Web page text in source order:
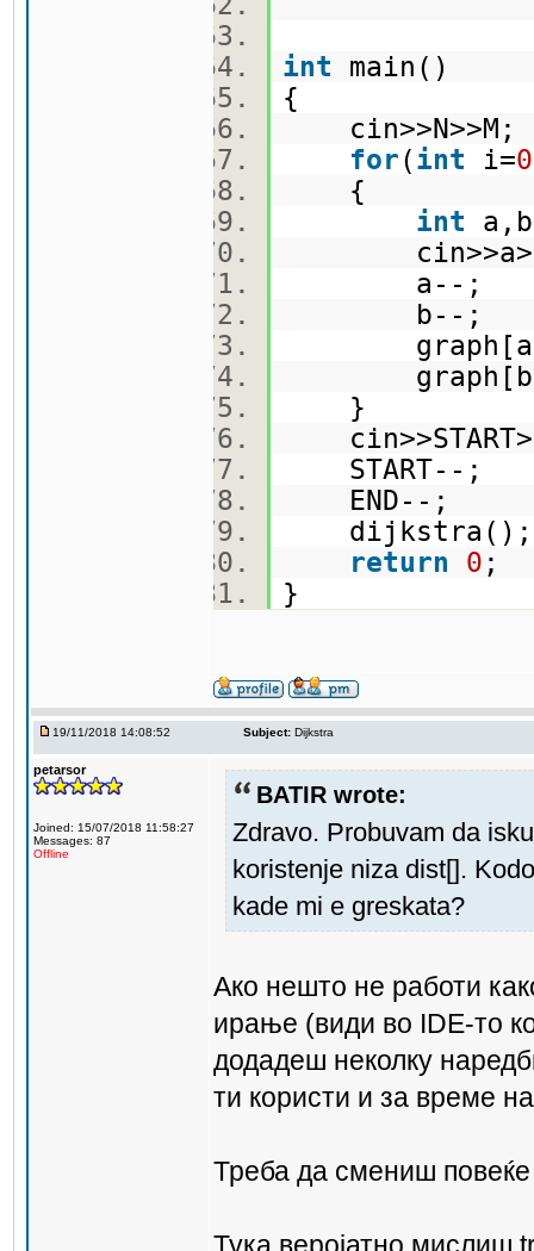
int main()
{
for(int i=0
{
int
a--;
b--;
}
START--;
END--;
return
0 ;
}
19/11/2018 14:08:52 Subject: Dijkstra
petarsor
Joined: 15/07/2018 11:58:27
Messages: 87
Offline
BATIR wrote:
Zdravo. Probuvam da
koristenje niza dist[].
kade mi e greskata?
Ако нешто не работи
ирање (види во IDE-то
додадеш неколку
ти користи и за време
Треба да смениш
Тука веројатно мислиш